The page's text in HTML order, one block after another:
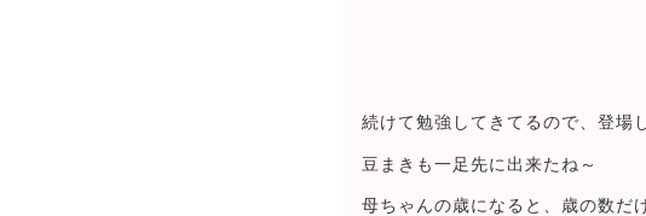
続けて勉強してきてるので、登場
豆まきも一足先に出来たね～
母ちゃんの歳になると、歳の数だ